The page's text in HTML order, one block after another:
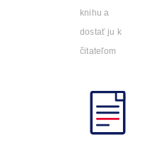
knihu a
dostať ju k
čitateľom